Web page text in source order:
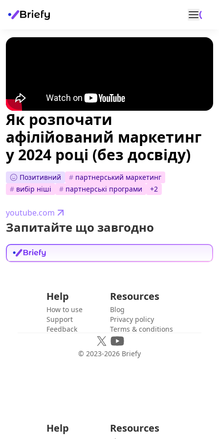
Як розпочати
афілійований маркетинг
у 2024 році (без досвіду)
Позитивний # партнерський маркетинг
# вибір ніші # партнерські програми +2
youtube.com
Запитайте що завгодно
Help
How to use
Support
Feedback
Resources
Blog
Privacy policy
Terms & conditions
© 2023-2026 Briefy
Help Resources